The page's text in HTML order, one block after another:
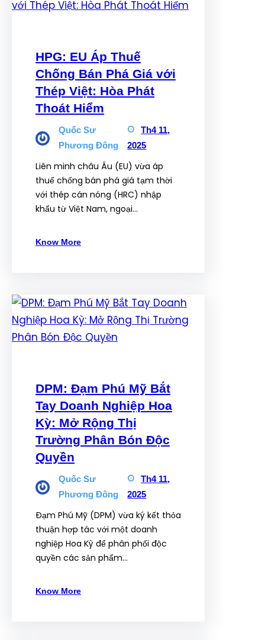
HPG: EU Áp Thuế
Chống Bán Phá Giá với
Thép Việt: Hòa Phát
Thoát Hiểm
Quốc Sư
Phương Đông
Th4 11,
2025
Liên minh châu Âu (EU) vừa áp
thuế chống bán phá giá tạm thời
với thép cán nóng (HRC) nhập
khẩu từ Việt Nam, ngoại…
Know More
DPM: Đạm Phú Mỹ Bắt
Tay Doanh Nghiệp Hoa
Kỳ: Mở Rộng Thị
Trường Phân Bón Độc
Quyền
Quốc Sư
Phương Đông
Th4 11,
2025
Đạm Phú Mỹ (DPM) vừa ký kết thỏa
thuận hợp tác với một doanh
nghiệp Hoa Kỳ để phân phối độc
quyền các sản phẩm…
Know More